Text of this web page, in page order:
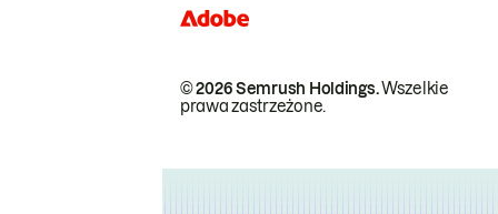
© 2026 Semrush Holdings.Wszelkie
prawa zastrzeżone.